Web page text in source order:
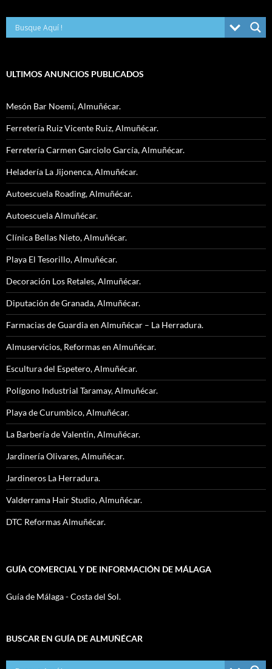
ULTIMOS ANUNCIOS PUBLICADOS
Mesón Bar Noemí, Almuñécar.
Ferretería Ruiz Vicente Ruiz, Almuñécar.
Ferretería Carmen Garciolo García, Almuñécar.
Heladería La Jijonenca, Almuñécar.
Autoescuela Roading, Almuñécar.
Autoescuela Almuñécar.
Clínica Bellas Nieto, Almuñécar.
Playa El Tesorillo, Almuñécar.
Decoración Los Retales, Almuñécar.
Diputación de Granada, Almuñécar.
Farmacias de Guardia en Almuñécar – La Herradura.
Almuservicios, Reformas en Almuñécar.
Escultura del Espetero, Almuñécar.
Polígono Industrial Taramay, Almuñécar.
Playa de Curumbico, Almuñécar.
La Barbería de Valentín, Almuñécar.
Jardinería Olivares, Almuñécar.
Jardineros La Herradura.
Valderrama Hair Studio, Almuñécar.
DTC Reformas Almuñécar.
GUÍA COMERCIAL Y DE INFORMACIÓN DE MÁLAGA
Guía de Málaga - Costa del Sol.
BUSCAR EN GUÍA DE ALMUÑÉCAR